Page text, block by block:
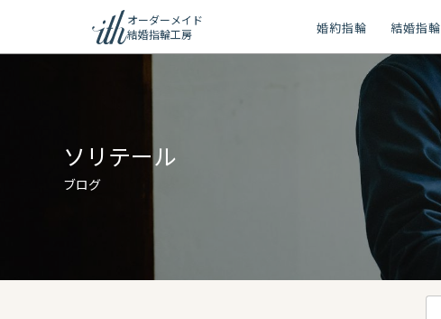
オーダーメイド
結婚指輪工房
婚約指輪 結婚指輪
ブログ
ソリテール